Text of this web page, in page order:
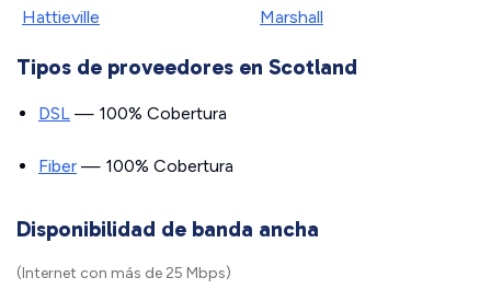
Hattieville
Marshall
Tipos de proveedores en Scotland
DSL — 100% Cobertura
Fiber — 100% Cobertura
Disponibilidad de banda ancha
(Internet con más de 25 Mbps)